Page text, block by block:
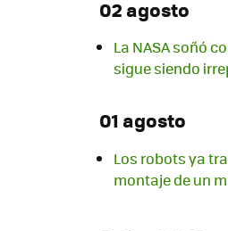
02 agosto
La NASA soñó
sigue siendo
01 agosto
Los robots ya
montaje de un